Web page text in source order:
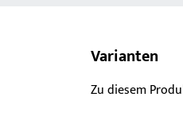
Varianten
Zu diesem